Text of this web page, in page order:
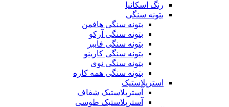
رنگ اسکانیا
بتونه سنگی
بتونه سنگی هافمن
بتونه سنگی آرکو
بتونه سنگی فایبر
بتونه سنگی کارینو
بتونه سنگی نوی
بتونه سنگی همه کاره
استرپلاستیک
آسترپلاستیک شفاف
آسترپلاستیک طوسی